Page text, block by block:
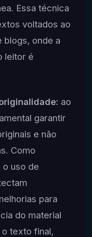
Essa técnica
voltados ao
blogs, onde a
leitor é
ao
garantir
e não
Como
uso de
para
do material
texto final,